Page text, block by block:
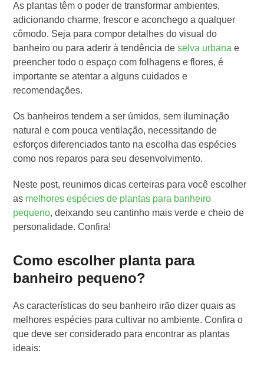
As plantas têm o poder de transformar ambientes,
adicionando charme, frescor e aconchego a qualquer
cômodo. Seja para compor detalhes do visual do
banheiro ou para aderir à tendência deselva urbana e
preencher todo o espaço com folhagens e flores, é
importante se atentar a alguns cuidados e
recomendações.
Os banheiros tendem a ser úmidos, sem iluminação
natural e com pouca ventilação, necessitando de
esforços diferenciados tanto na escolha das espécies
como nos reparos para seu desenvolvimento.
Neste post, reunimos dicas certeiras para você escolher
as melhores espécies de plantas para banheiro
pequeno, deixando seu cantinho mais verde e cheio de
personalidade. Confira!
Como escolher planta para
banheiro pequeno?
As características do seu banheiro irão dizer quais as
melhores espécies para cultivar no ambiente. Confira o
que deve ser considerado para encontrar as plantas
ideais: